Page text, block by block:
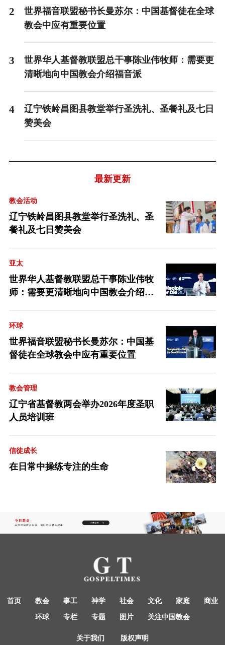
2
世界福音联盟秘书长曼苏尔：中国基督徒在全球
教会中应有重要位置
3
世界华人基督教联盟总干事陈业伟牧师：需要更
清晰地向中国教会介绍福音派
4
辽宁铁岭昌图县教堂举行圣洗礼、圣餐礼及七日
赞美会
最新更新
教会活动
辽宁铁岭昌图县教堂举行圣洗礼、圣
餐礼及七日赞美会
亚太
世界华人基督教联盟总干事陈业伟牧
师：需要更清晰地向中国教会介绍福
环球
世界福音联盟秘书长曼苏尔：中国基
督徒在全球教会中应有重要位置
教会管理
辽宁省基督教两会举办2026年度圣职
人员培训班
信徒成长
在日常中操练专注的生命
首页 教会 事工 神学 社会 文化 家庭 商业
环球 专栏 专题 图片 关注中国教会
关于我们 版权声明